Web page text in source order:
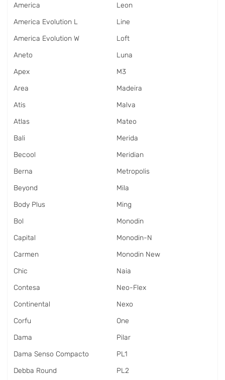
America
America Evolution L
America Evolution W
Aneto
Apex
Area
Atis
Atlas
Bali
Becool
Berna
Beyond
Body Plus
Bol
Capital
Carmen
Chic
Contesa
Continental
Corfu
Dama
Dama Senso Compacto
Debba Round
Leon
Line
Loft
Luna
M3
Madeira
Malva
Mateo
Merida
Meridian
Metropolis
Mila
Ming
Monodin
Monodin-N
Monodin New
Naia
Neo-Flex
Nexo
One
Pilar
PL1
PL2